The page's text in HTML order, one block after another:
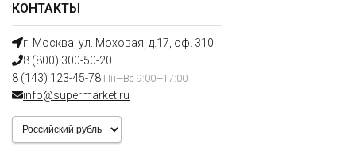
КОНТАКТЫ
г. Москва, ул. Моховая, д.17, оф. 310
8 (800) 300-50-20
8 (143) 123-45-78 Пн—Вс 9:00—17:00
info@supermarket.ru